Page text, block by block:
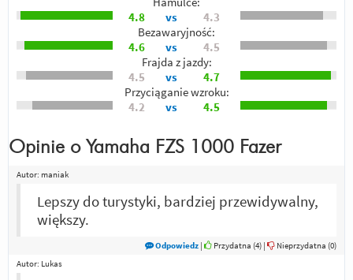
4.8
vs
4.3
Bezawaryjność:
4.6
vs
4.5
Frajda z jazdy:
4.5
vs
4.7
Przyciąganie wzroku:
4.2
vs 4.5
Opinie o Yamaha FZS 1000 Fazer
Autor: maniak
Lepszy do turystyki, bardziej przewidywalny,
większy.
Odpowiedz | Przydatna (4) | Nieprzydatna (0)
Autor: Lukas